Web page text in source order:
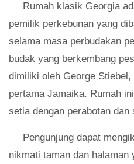
Rumah klasik Georgia
pemilik perkebunan yang
selama masa perbudakan
budak yang berkembang
dimiliki oleh George
pertama Jamaika. Rumah
setia dengan perabotan
Pengunjung dapat
nikmati taman dan halaman